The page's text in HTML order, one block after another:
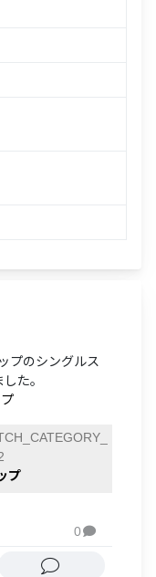
プのシングルス
た。
プ
0